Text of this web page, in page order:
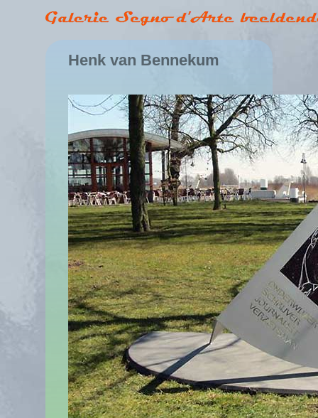
Henk van Bennekum